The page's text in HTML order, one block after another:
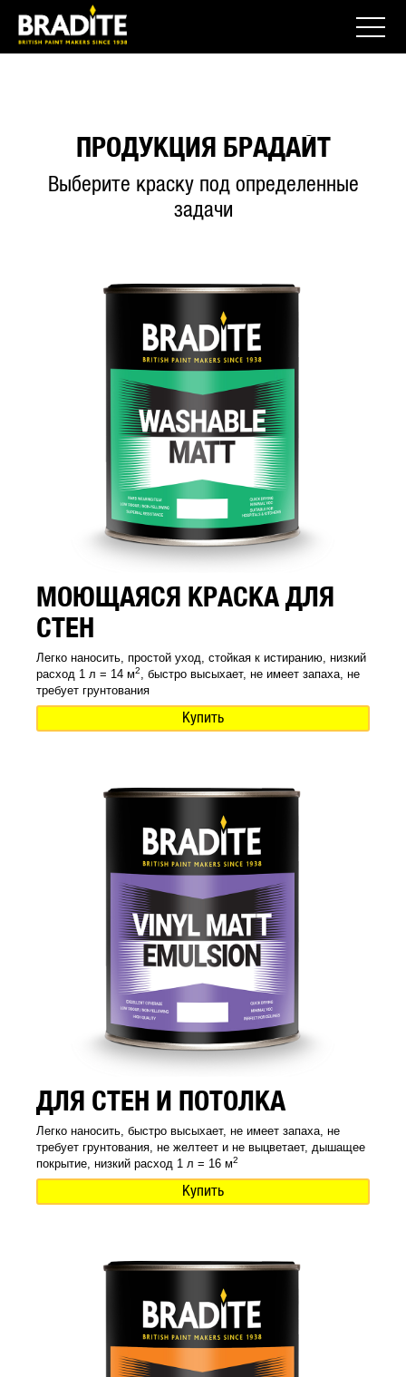
ПРОДУКЦИЯ БРАДАЙТ
Выберите краску под определенные
задачи
МОЮЩАЯСЯ КРАСКА ДЛЯ
СТЕН
Легко наносить, простой уход, стойкая к истиранию, низкий
расход 1 л = 14 м2
, быстро высыхает, не имеет запаха, не
требует грунтования
Купить
ДЛЯ СТЕН И ПОТОЛКА
Легко наносить, быстро высыхает, не имеет запаха, не
требует грунтования, не желтеет и не выцветает, дышащее
покрытие, низкий расход 1 л = 16 м2
Купить